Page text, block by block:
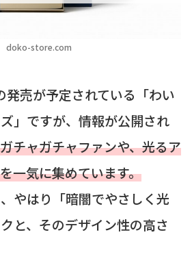
doko-store.com
売が予定されている「わい
」ですが、情報が公開され
チャガチャファンや、光るア
一気に集めています。
やはり「暗闇でやさしく光
と、そのデザイン性の高さ